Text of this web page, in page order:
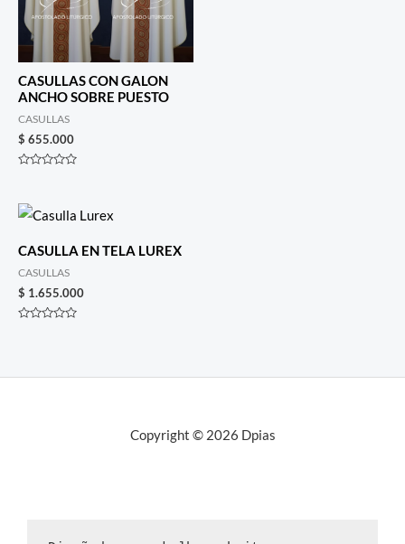
CASULLAS CON GALON
ANCHO SOBRE PUESTO
CASULLAS
$ 655.000
of
5
CASULLA EN TELA LUREX
CASULLAS
$ 1.655.000
Copyright © 2026 Dpias